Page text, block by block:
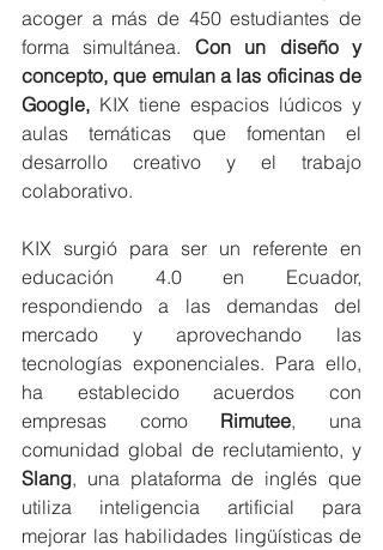
acoger a más de 450 estudiantes de
forma simultánea. Con un diseño y
concepto, que emulan a las oficinas de
Google, KIX tiene espacios lúdicos y
aulas temáticas que fomentan el
desarrollo creativo y el trabajo
colaborativo.
KIX surgió para ser un referente en
educación 4.0 en Ecuador,
respondiendo a las demandas del
mercado y aprovechando las
tecnologías exponenciales. Para ello,
ha establecido acuerdos con
empresas como Rimutee, una
Slang, una plataforma de inglés que
utiliza inteligencia artificial para
mejorar las habilidades lingüísticas de